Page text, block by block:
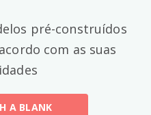
pré-construídos
com as suas
A BLANK
(40)
(17)